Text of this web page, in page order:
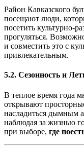
Район Кавказского
посещают люди,
посетить культурно-
прогуляться.
и совместить это с
привлекательным.
5.2. Сезонность и
В теплое время года
открывают
насладиться дымным
наблюдая за жизнью
при выборе, где